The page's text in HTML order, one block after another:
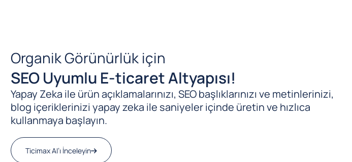
Organik Görünürlük için
SEO Uyumlu E-ticaret Altyapısı!
Yapay Zeka ile ürün açıklamalarınızı, SEO başlıklarınızı ve metinlerinizi,
blog içeriklerinizi yapay zeka ile saniyeler içinde üretin ve hızlıca
kullanmaya başlayın.
Ticimax AI’ı İnceleyin